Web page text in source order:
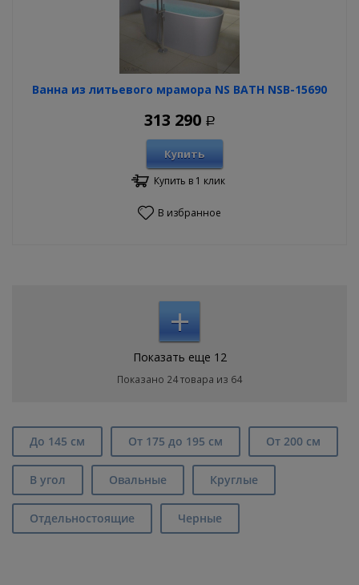
Ванна из литьевого мрамора NS BATH NSB-15690
313 290 Р
Купить
Купить в 1 клик
В избранное
+
Показать еще 12
Показано 24 товара из 64
До 145 см От 175 до 195 см От 200 см
В угол Овальные Круглые
Отдельностоящие Черные